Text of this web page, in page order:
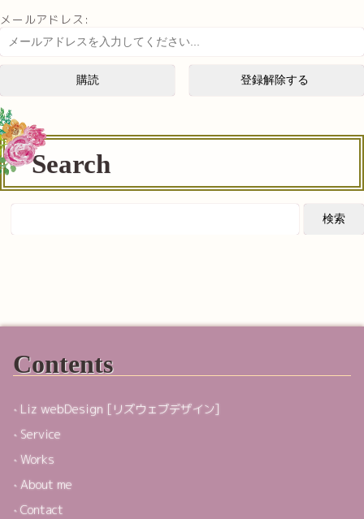
メールアドレス:
Search
Contents
Liz webDesign [リズウェブデザイン]
Service
Works
About me
Contact